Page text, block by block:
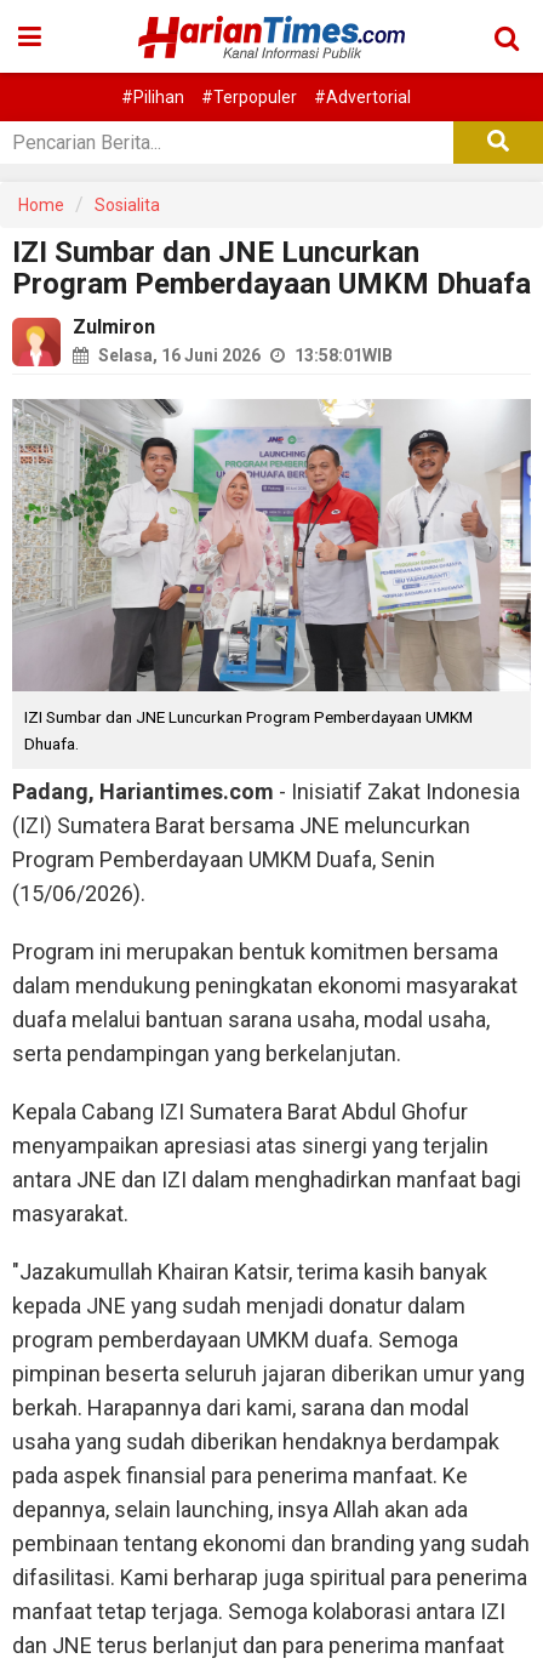
#Pilihan #Terpopuler #Advertorial
Home Sosialita
IZI Sumbar dan JNE Luncurkan
Program Pemberdayaan UMKM Dhuafa
Zulmiron
Selasa, 16 Juni 2026 13:58:01WIB
IZI Sumbar dan JNE Luncurkan Program Pemberdayaan UMKM
Dhuafa.
Padang, Hariantimes.com - Inisiatif Zakat Indonesia
(IZI) Sumatera Barat bersama JNE meluncurkan
Program Pemberdayaan UMKM Duafa, Senin
(15/06/2026).
Program ini merupakan bentuk komitmen bersama
dalam mendukung peningkatan ekonomi masyarakat
duafa melalui bantuan sarana usaha, modal usaha,
serta pendampingan yang berkelanjutan.
Kepala Cabang IZI Sumatera Barat Abdul Ghofur
menyampaikan apresiasi atas sinergi yang terjalin
antara JNE dan IZI dalam menghadirkan manfaat bagi
masyarakat.
"Jazakumullah Khairan Katsir, terima kasih banyak
kepada JNE yang sudah menjadi donatur dalam
program pemberdayaan UMKM duafa. Semoga
pimpinan beserta seluruh jajaran diberikan umur yang
berkah. Harapannya dari kami, sarana dan modal
usaha yang sudah diberikan hendaknya berdampak
pada aspek finansial para penerima manfaat. Ke
depannya, selain launching, insya Allah akan ada
pembinaan tentang ekonomi dan branding yang sudah
difasilitasi. Kami berharap juga spiritual para penerima
manfaat tetap terjaga. Semoga kolaborasi antara IZI
dan JNE terus berlanjut dan para penerima manfaat